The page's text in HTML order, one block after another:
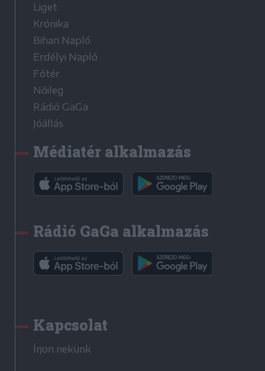
Liget
Krónika
Bihari Napló
Erdélyi Napló
Főtér
Nőileg
Rádió GaGa
Jóállás
Médiatér alkalmazás
Rádió GaGa alkalmazás
Kapcsolat
Írjon nekünk